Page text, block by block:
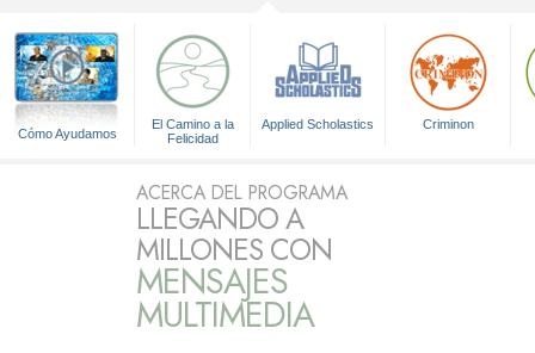
Cómo Ayudamos
El Camino a la
Felicidad
Applied Scholastics Criminon
ACERCA DEL PROGRAMA
LLEGANDO A
MILLONES CON
MENSAJES
MULTIMEDIA